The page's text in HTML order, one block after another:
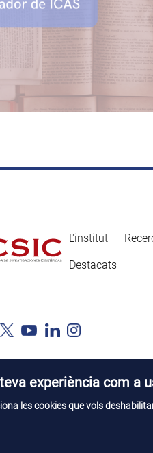
L'institut
Destacats
experiència com a
les cookies que vols